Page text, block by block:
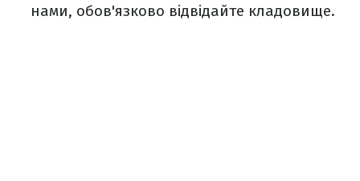
нами, обов'язково відвідайте кладовище.